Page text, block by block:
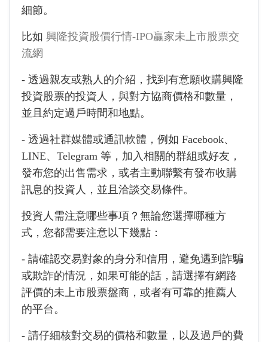
細節。
比如 興隆投資股價行情-IPO贏家未上市股票交
流網
- 透過親友或熟人的介紹，找到有意願收購興隆
投資股票的投資人，與對方協商價格和數量，
並且約定過戶時間和地點。
- 透過社群媒體或通訊軟體，例如 Facebook、
LINE、Telegram 等，加入相關的群組或好友，
發布您的出售需求，或者主動聯繫有發布收購
訊息的投資人，並且洽談交易條件。
投資人需注意哪些事項？無論您選擇哪種方
式，您都需要注意以下幾點：
- 請確認交易對象的身分和信用，避免遇到詐騙
或欺詐的情況，如果可能的話，請選擇有網路
評價的未上市股票盤商，或者有可靠的推薦人
的平台。
- 請仔細核對交易的價格和數量，以及過戶的費